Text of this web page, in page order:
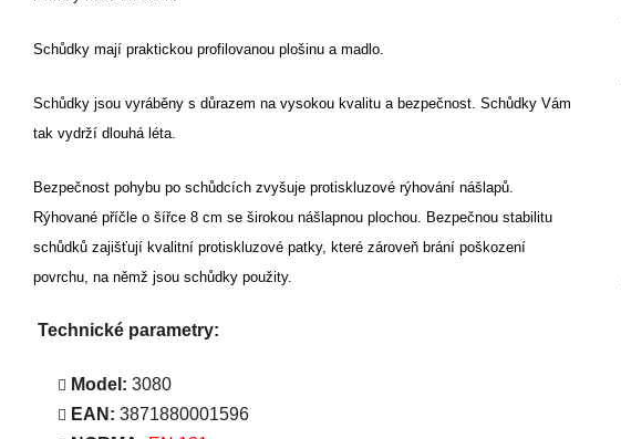
Schůdky mají praktickou profilovanou plošinu a madlo.
Schůdky jsou vyráběny s důrazem na vysokou kvalitu a bezpečnost. Schůdky Vám
tak vydrží dlouhá léta.
Bezpečnost pohybu po schůdcích zvyšuje protiskluzové rýhování nášlapů.
Rýhované příčle o šířce 8 cm se širokou nášlapnou plochou. Bezpečnou stabilitu
schůdků zajišťují kvalitní protiskluzové patky, které zároveň brání poškození
povrchu, na němž jsou schůdky použity.
Technické parametry:
Model: 3080
EAN: 3871880001596